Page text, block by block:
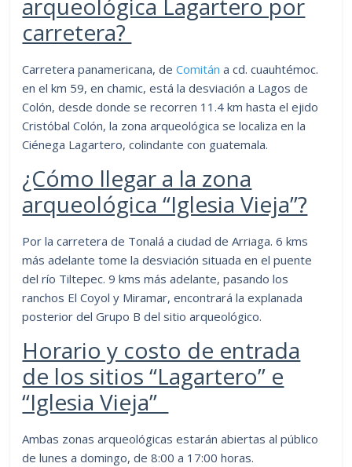
arqueológica Lagartero por
carretera?
Carretera panamericana, deComitán a cd. cuauhtémoc.
en el km 59, en chamic, está la desviación a Lagos de
Colón, desde donde se recorren 11.4 km hasta el ejido
Cristóbal Colón, la zona arqueológica se localiza en la
Ciénega Lagartero, colindante con guatemala.
¿Cómo llegar a la zona
arqueológica “Iglesia Vieja”?
Por la carretera de Tonalá a ciudad de Arriaga. 6 kms
más adelante tome la desviación situada en el puente
del río Tiltepec. 9 kms más adelante, pasando los
ranchos El Coyol y Miramar, encontrará la explanada
posterior del Grupo B del sitio arqueológico.
Horario y costo de entrada
de los sitios “Lagartero” e
“Iglesia Vieja”
Ambas zonas arqueológicas estarán abiertas al público
de lunes a domingo, de 8:00 a 17:00 horas.